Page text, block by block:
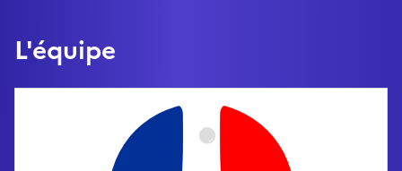
L'équipe